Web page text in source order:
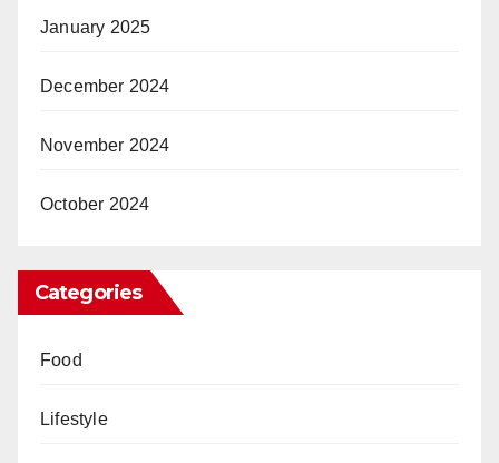
January 2025
December 2024
November 2024
October 2024
Categories
Food
Lifestyle